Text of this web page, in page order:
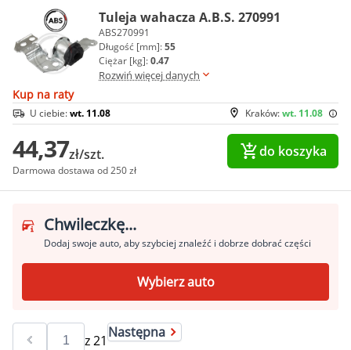
Tuleja wahacza A.B.S. 270991
ABS270991
Długość [mm]:55
Ciężar [kg]:0.47
Rozwiń więcej danych
Kup na raty
Kraków:wt. 11.08
U ciebie:wt. 11.08
44,37zł/szt.
Darmowa dostawa od 250 zł
do koszyka
Chwileczkę...
Dodaj swoje auto, aby szybciej znaleźć i dobrze dobrać części
Wybierz auto
z21 Następna